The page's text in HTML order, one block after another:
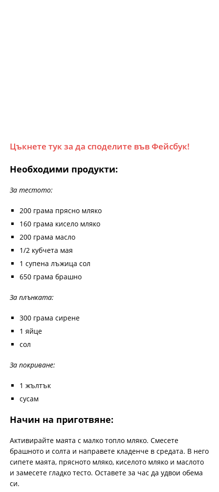
Цъкнете тук за да споделите във Фейсбук!
Необходими продукти:
За тестото:
200 грама прясно мляко
160 грама кисело мляко
200 грама масло
1/2 кубчета мая
1 супена лъжица сол
650 грама брашно
За плънката:
300 грама сирене
1 яйце
сол
За покриване:
1 жълтък
сусам
Начин на приготвяне:
Активирайте маята с малко топло мляко. Смесете
брашното и солта и направете кладенче в средата. В него
сипете маята, прясното мляко, киселото мляко и маслото
и замесете гладко тесто. Оставете за час да удвои обема
си.